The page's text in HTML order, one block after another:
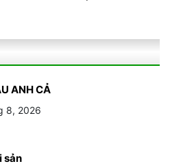
ANH CẢ
8, 2026
sản